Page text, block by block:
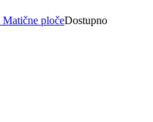
Matične pločeDostupno